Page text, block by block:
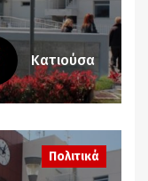
Κατιούσα
Πολιτικά